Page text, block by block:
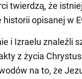
twierdzą, że
opisanej w
i Izraelu znaleźli
z życia
na to, że